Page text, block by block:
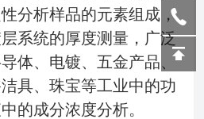
分析样品的元素组成，
系统的厚度测量，广泛
体、电镀、五金产品、
具、珠宝等工业中的功
的成分浓度分析。